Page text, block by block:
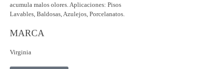
acumula malos olores. Aplicaciones: Pisos
Lavables, Baldosas, Azulejos, Porcelanatos.
MARCA
Virginia